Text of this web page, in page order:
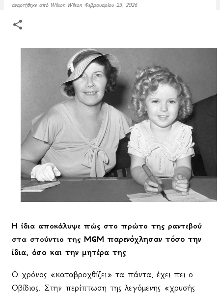
αναρτήθηκε από Wilson Wilson Φεβρουαρίου 25, 2026
Η ίδια αποκάλυψε πώς στο πρώτο της ραντεβού
στα στούντιο της MGM παρενόχλησαν τόσο την
ίδια, όσο και την μητέρα της
Ο χρόνος «καταβροχθίζει» τα πάντα, έχει πει ο
Οβίδιος. Στην περίπτωση της λεγόμενης «χρυσής